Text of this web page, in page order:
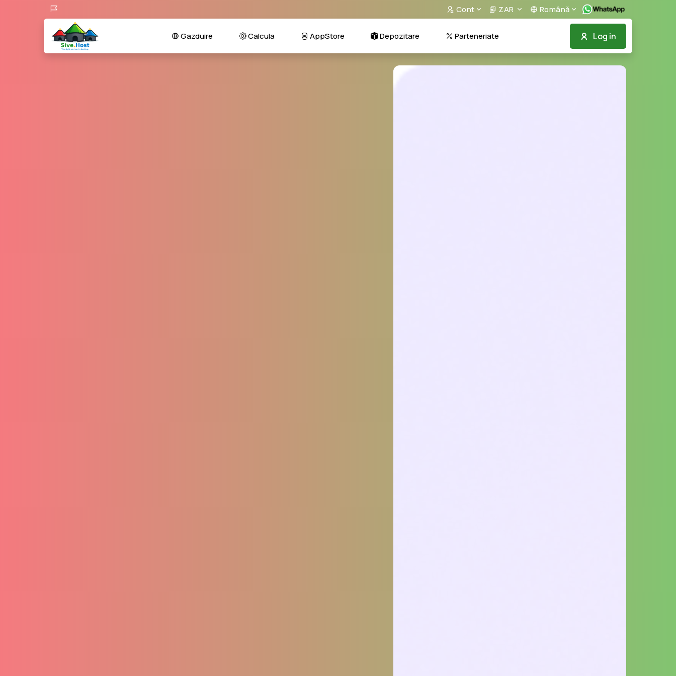
Cont ZAR Română
Log in
Gazduire Calcula AppStore Depozitare Parteneriate